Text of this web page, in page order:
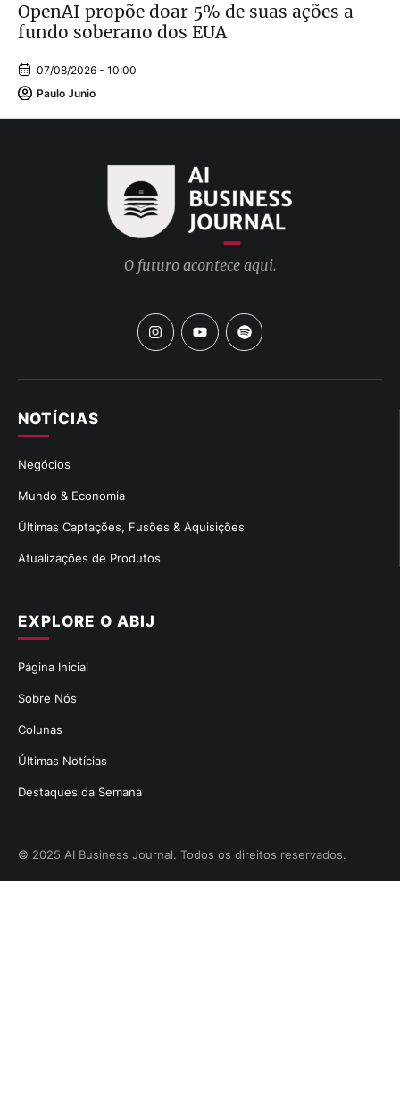
OpenAI propõe doar 5% de suas ações a
fundo soberano dos EUA
07/08/2026 - 10:00
Paulo Junio
EXPLORE O ABIJ
Página Inicial
Sobre Nós
Colunas
Últimas Notícias
Destaques da Semana
NOTÍCIAS
Negócios
Mundo & Economia
Últimas Captações, Fusões & Aquisições
Atualizações de Produtos
O futuro acontece aqui.
© 2025 AI Business Journal. Todos os direitos reservados.